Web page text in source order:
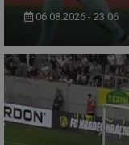
06.08.2026 - 23:06